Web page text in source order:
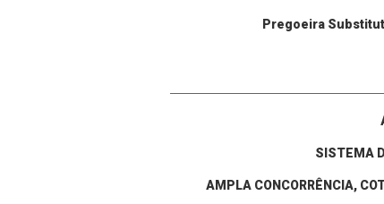
Pregoeira
SISTEMA
AMPLA CONCORRÊNCIA,